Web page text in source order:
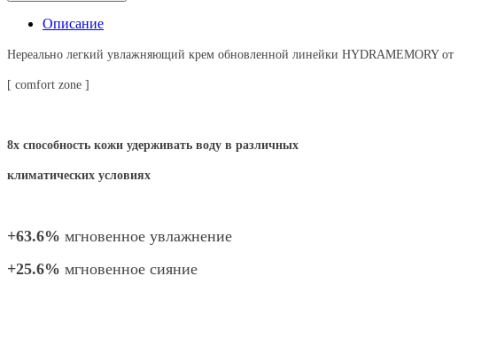
Описание
Нереально легкий увлажняющий крем обновленной линейки HYDRAMEMORY от
[ comfort zone ]
8x способность кожи удерживать воду в различных
климатических условиях
+63.6% мгновенное увлажнение
+25.6% мгновенное сияние